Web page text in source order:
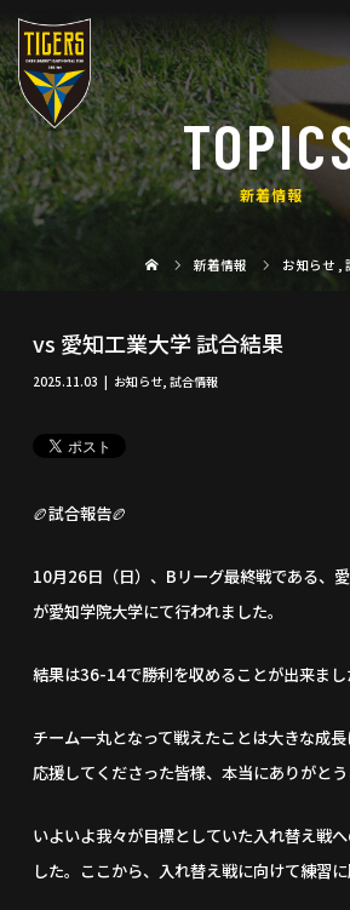
新着情報
新着情報 お知らせ ,
vs 愛知工業大学 試合結果
2025.11.03 お知らせ,試合情報
🏉試合報告🏉
10月26日（日）、Bリーグ最終戦である、
が愛知学院大学にて行われました。
結果は36-14で勝利を収めることが出来まし
チーム一丸となって戦えたことは大きな成
応援してくださった皆様、本当にありがとう
いよいよ我々が目標としていた入れ替え戦
した。ここから、入れ替え戦に向けて練習